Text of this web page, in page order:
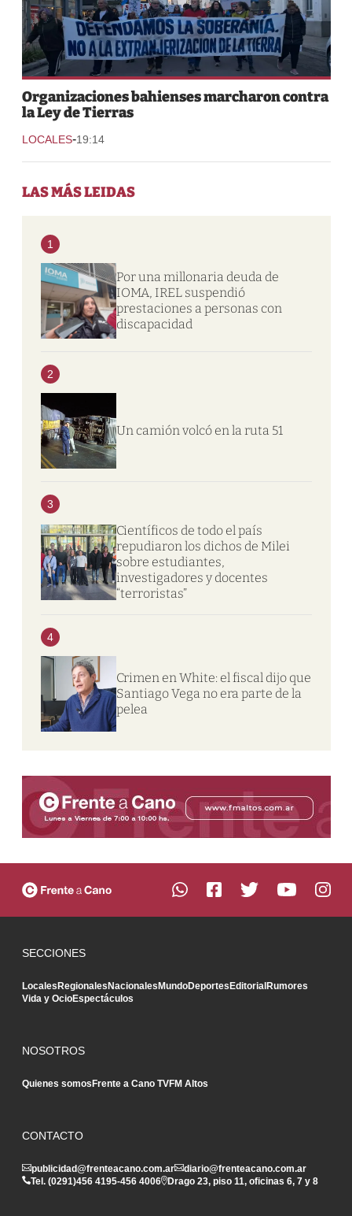
Organizaciones bahienses marcharon contra
la Ley de Tierras
LOCALES-19:14
LAS MÁS LEIDAS
1
Por una millonaria deuda de
IOMA, IREL suspendió
prestaciones a personas con
discapacidad
2
Un camión volcó en la ruta 51
3
Científicos de todo el país
repudiaron los dichos de Milei
sobre estudiantes,
investigadores y docentes
“terroristas”
4
Crimen en White: el fiscal dijo que
Santiago Vega no era parte de la
pelea
SECCIONES
LocalesRegionalesNacionalesMundoDeportesEditorialRumores
Vida y OcioEspectáculos
NOSOTROS
Quienes somosFrente a Cano TVFM Altos
CONTACTO
publicidad@frenteacano.com.ar
diario@frenteacano.com.ar
Tel. (0291)456 4195-456 4006 Drago 23, piso 11, oficinas 6, 7 y 8